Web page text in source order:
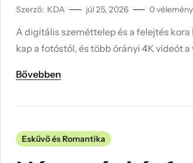
Szerző: KDA júl 25, 2026 0vélemény
A digitális szeméttelep és a felejtés
kap a fotóstól, és több órányi 4K videót a
Bővebben
Esküvő és Romantika